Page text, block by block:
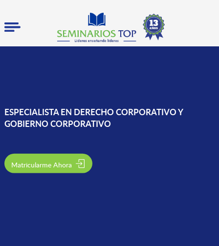
ESPECIALISTA EN DERECHO CORPORATIVO Y
GOBIERNO CORPORATIVO
Matricularme Ahora